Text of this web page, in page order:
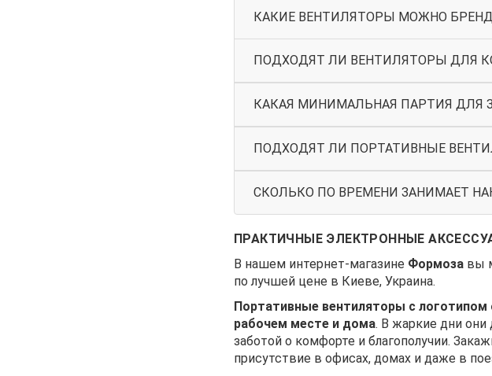
КАКИЕ ВЕНТИЛЯТОРЫ МОЖНО
ПОДХОДЯТ ЛИ ВЕНТИЛЯТОРЫ ДЛЯ
КАКАЯ МИНИМАЛЬНАЯ ПАРТИЯ ДЛЯ
ПОДХОДЯТ ЛИ ПОРТАТИВНЫЕ
СКОЛЬКО ПО ВРЕМЕНИ ЗАНИМАЕТ
ПРАКТИЧНЫЕ ЭЛЕКТРОННЫЕ
В нашем интернет-магазине Формоза вы
по лучшей цене в Киеве, Украина.
Портативные вентиляторы с логотипом
рабочем месте и дома. В жаркие дни они
заботой о комфорте и благополучии.
присутствие в офисах, домах и даже в